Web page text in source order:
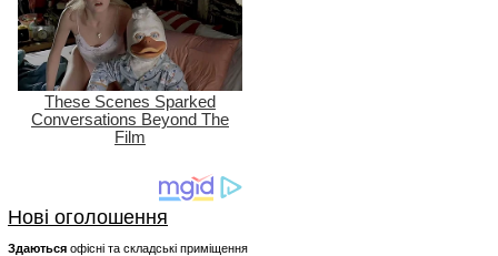
Нові оголошення
Здаються офісні та складські приміщення